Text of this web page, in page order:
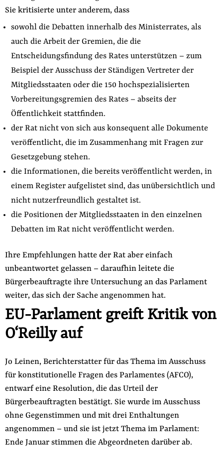
Sie kritisierte unter anderem, dass
sowohl die Debatten innerhalb des Ministerrates, als
auch die Arbeit der Gremien, die die
Entscheidungsfindung des Rates unterstützen – zum
Beispiel der Ausschuss der Ständigen Vertreter der
Mitgliedsstaaten oder die 150 hochspezialisierten
Vorbereitungsgremien des Rates – abseits der
Öffentlichkeit stattfinden.
der Rat nicht von sich aus konsequent alle Dokumente
veröffentlicht, die im Zusammenhang mit Fragen zur
Gesetzgebung stehen.
die Informationen, die bereits veröffentlicht werden, in
einem Register aufgelistet sind, das unübersichtlich und
nicht nutzerfreundlich gestaltet ist.
die Positionen der Mitgliedsstaaten in den einzelnen
Debatten im Rat nicht veröffentlicht werden.
Ihre Empfehlungen hatte der Rat aber einfach
unbeantwortet gelassen – daraufhin leitete die
Bürgerbeauftragte ihre Untersuchung an das Parlament
weiter, das sich der Sache angenommen hat.
EU-Parlament greift Kritik von
O‘Reilly auf
Jo Leinen, Berichterstatter für das Thema im Ausschuss
für konstitutionelle Fragen des Parlamentes (AFCO),
entwarf eine Resolution, die das Urteil der
Bürgerbeauftragten bestätigt. Sie wurde im Ausschuss
ohne Gegenstimmen und mit drei Enthaltungen
angenommen – und sie ist jetzt Thema im Parlament:
Ende Januar stimmen die Abgeordneten darüber ab.